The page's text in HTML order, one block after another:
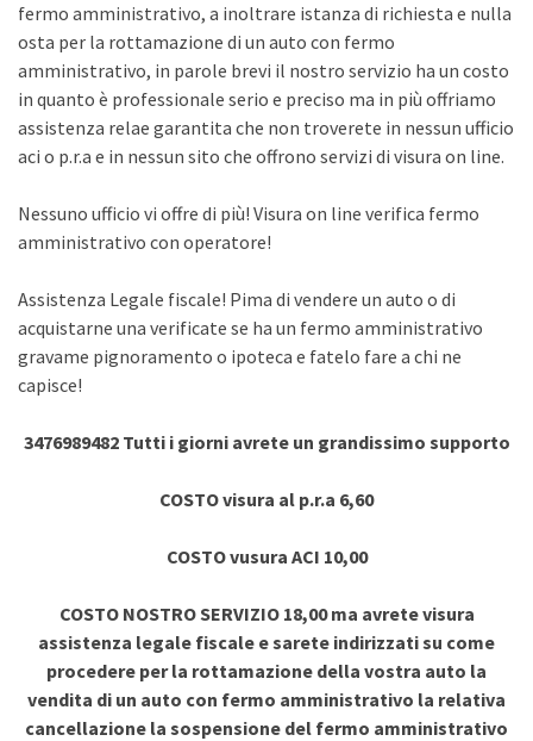
fermo amministrativo, a inoltrare istanza di richiesta e nulla
osta per la rottamazione di un auto con fermo
amministrativo, in parole brevi il nostro servizio ha un costo
in quanto è professionale serio e preciso ma in più offriamo
assistenza relae garantita che non troverete in nessun ufficio
aci o p.r.a e in nessun sito che offrono servizi di visura on line.
Nessuno ufficio vi offre di più! Visura on line verifica fermo
amministrativo con operatore!
Assistenza Legale fiscale! Pima di vendere un auto o di
acquistarne una verificate se ha un fermo amministrativo
gravame pignoramento o ipoteca e fatelo fare a chi ne
capisce!
3476989482 Tutti i giorni avrete un grandissimo supporto
COSTO visura al p.r.a 6,60
COSTO vusura ACI 10,00
COSTO NOSTRO SERVIZIO 18,00 ma avrete visura
assistenza legale fiscale e sarete indirizzati su come
procedere per la rottamazione della vostra auto la
vendita di un auto con fermo amministrativo la relativa
cancellazione la sospensione del fermo amministrativo